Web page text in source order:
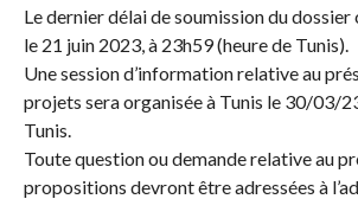
Le dernier délai de soumission du
le 21 juin 2023, à 23h59 (heure de Tunis).
Une session d’information relative au
projets sera organisée à Tunis le 30/03/
Tunis.
Toute question ou demande relative au
propositions devront être adressées à